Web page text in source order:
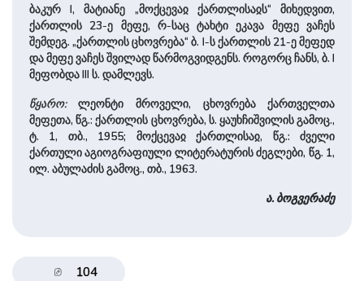
ბაკურ I, მატიანე „მოქცევაჲ ქართლისაჲს“ მიხედვით,
ქართლის 23-ე მეფე, რ-საც ტახტი ეკავა მეფე ვაჩეს
შემდეგ. „ქართლის ცხოვრება“ ბ. I-ს ქართლის 21-ე მეფედ
და მეფე ვაჩეს შვილად წარმოგვიდგენს. როგორც ჩანს, ბ. I
მეფობდა III ს. დამლევს.
წყარო:ლეონტი მროველი, ცხოვრება ქართველთა
მეფეთა, წგ.: ქართლის ცხოვრება, ს. ყაუხჩიშვილის გამოც.,
ტ. 1, თბ., 1955; მოქცევაჲ ქართლისაჲ, წგ.: ძველი
ქართული აგიოგრაფიული ლიტერატურის ძეგლები, წგ. 1,
ილ. აბულაძის გამოც., თბ., 1963.
ა. ბოგვერაძე
104